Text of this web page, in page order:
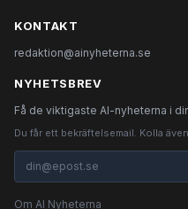
KONTAKT
redaktion@ainyheterna.se
NYHETSBREV
Få de viktigaste AI-nyheterna i
Du får ett bekräftelsemail. Kolla
Om AI Nyheterna